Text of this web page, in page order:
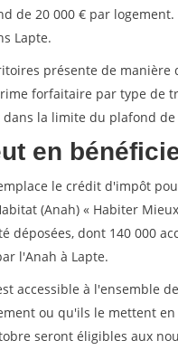
de 20 000 € par
Lapte.
présente de manière
forfaitaire par type de
la limite du plafond de
en
le crédit d'impôt
(Anah) « Habiter
déposées, dont 140 000
l'Anah à Lapte.
accessible à l'ensemble
ou qu'ils le mettent
seront éligibles aux